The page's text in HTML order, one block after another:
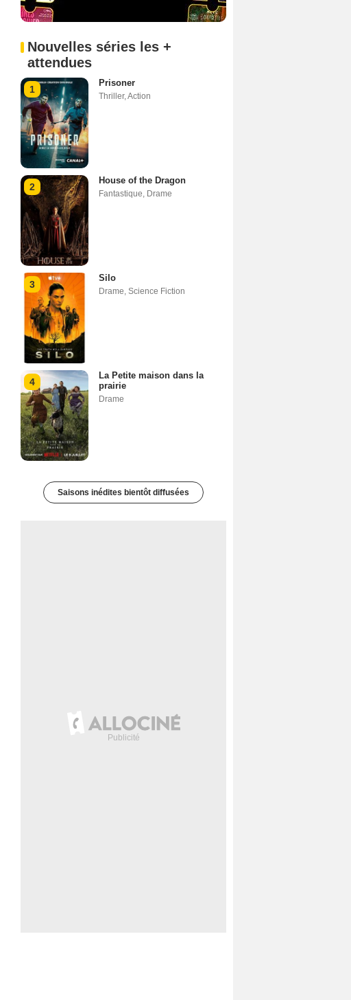
Nouvelles séries les +
attendues
1
Prisoner
Thriller,Action
2
House of the Dragon
Fantastique, Drame
3
Silo
Drame, Science Fiction
4
La Petite maison dans la
prairie
Drame
Saisons inédites bientôt diffusées